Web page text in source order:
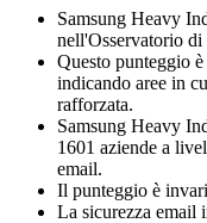
Samsung Heavy
nell'Osservatorio di
Questo punteggio
indicando aree in
rafforzata.
Samsung Heavy
1601 aziende a
email.
Il punteggio è
La sicurezza